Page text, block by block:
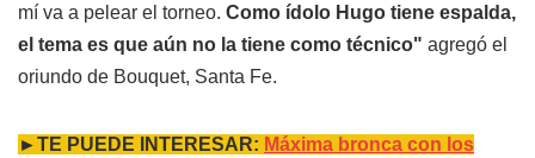
mí va a pelear el torneo. Como ídolo Hugo tiene espalda,
el tema es que aún no la tiene como técnico" agregó el
oriundo de Bouquet, Santa Fe.
►TE PUEDE INTERESAR: Máxima bronca con los